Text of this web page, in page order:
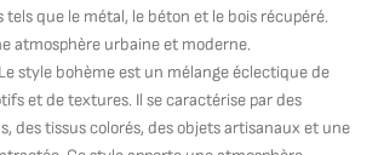
que le métal, le béton et le bois récupéré.
atmosphère urbaine et moderne.
style bohème est un mélange éclectique de
et de textures. Il se caractérise par des
des tissus colorés, des objets artisanaux et une